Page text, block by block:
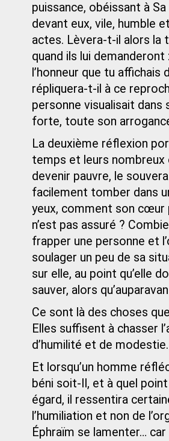
puissance, obéissant à
devant eux, vile, humble
actes. Lèvera-t-il alors la
quand ils lui
l’honneur que tu
répliquera-t-il à ce
personne visualisait
forte, toute son
La deuxième réflexion
temps et leurs nombreux
devenir pauvre, le
facilement tomber dans
yeux, comment son cœur
n’est pas assuré ?
frapper une personne et
soulager un peu de sa
sur elle, au point qu’elle
sauver, alors
Ce sont là des choses
Elles suffisent à chasser
d’humilité et de modestie.
Et lorsqu’un homme
béni soit-Il, et à quel
égard, il ressentira
l’humiliation et non de
Éphraïm se lamenter…